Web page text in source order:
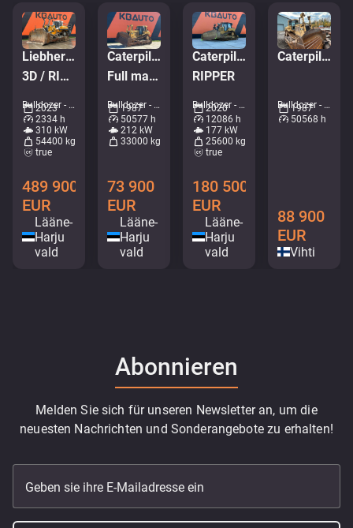
Liebherr PR 766 05
3D / RIPPER / Full service history / Imported from Norway
Bulldozer - Planierraupen • M977-0313
2023
2334 h
310 kW
54400 kg
true
489 900
EUR
Lääne-
Harju
vald
Caterpillar D 8 N
Full maintenance done 500 h ago / Renewed undercarriage
Bulldozer - Planierraupen • M208-1908
1987
50577 h
212 kW
33000 kg
73 900
EUR
Lääne-
Harju
vald
Caterpillar D 6 XE LGP
RIPPER
Bulldozer - Planierraupen • M574-3178
2020
12086 h
177 kW
25600 kg
true
180 500
EUR
Lääne-
Harju
vald
Caterpillar D8 N
Bulldozer - Planierraupen • M407-5536
1987
50568 h
88 900
EUR
Vihti
Abonnieren
Melden Sie sich für unseren Newsletter an, um die
neuesten Nachrichten und Sonderangebote zu erhalten!
Geben sie ihre E-Mailadresse ein